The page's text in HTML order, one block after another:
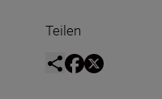
Teilen